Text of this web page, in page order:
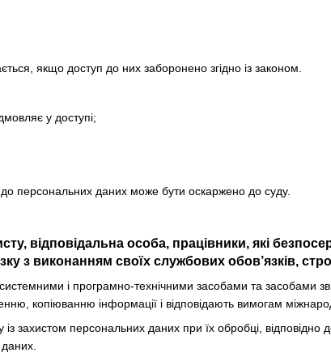
якщо доступ до них заборонено згідно із законом.
у доступі;
до персональних даних може бути оскаржено до суду.
відповідальна особа, працівники, які
з виконанням своїх службових обов’язків,
і програмно-технічними засобами та засобами
копіюванню інформації і відповідають вимогам
із захистом персональних даних при їх обробці, відповідно